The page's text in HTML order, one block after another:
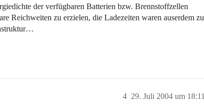
der verfügbaren Batterien bzw. Brennstoffzellen
Reichweiten zu erzielen, die Ladezeiten waren auserdem zu
29. Juli 2004 um 18:11
4